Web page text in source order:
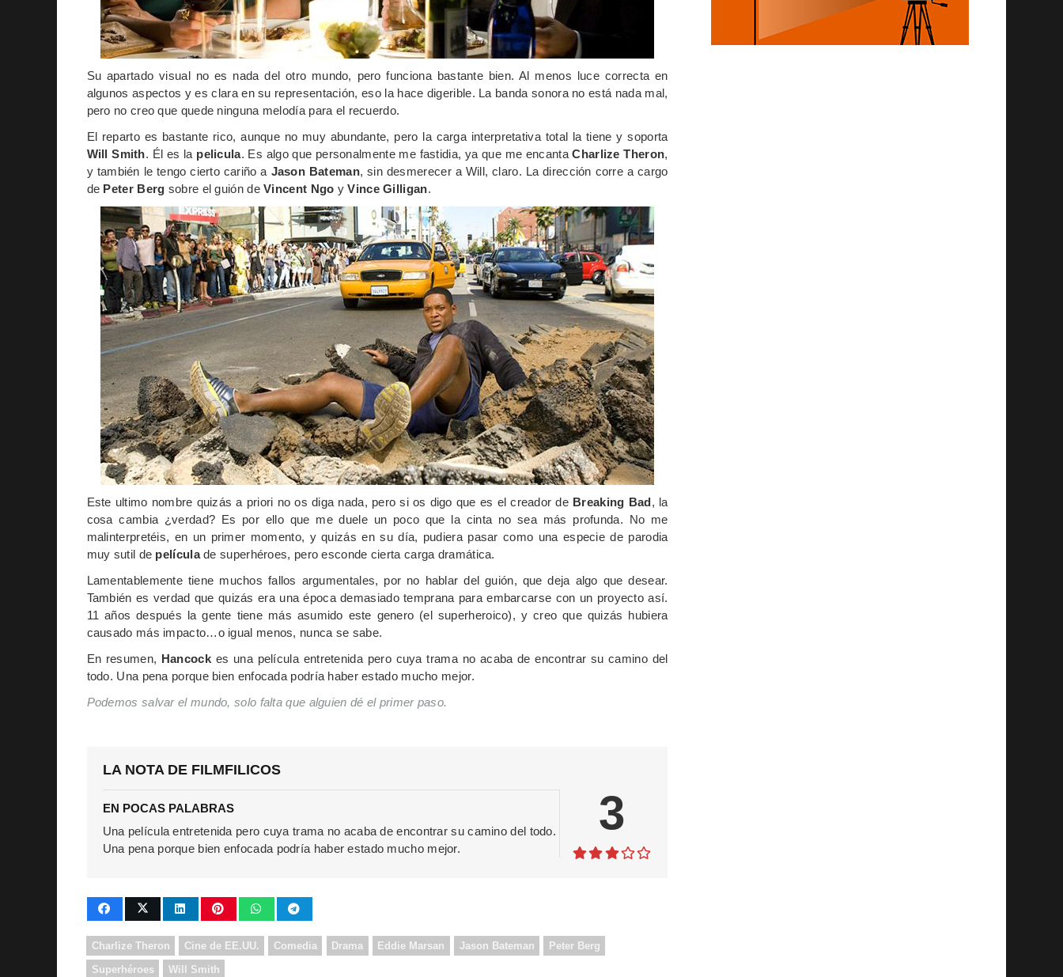
Su apartado visual no es nada del otro mundo, pero funciona bastante bien. Al menos luce correcta en
algunos aspectos y es clara en su representación, eso la hace digerible. La banda sonora no está nada mal,
pero no creo que quede ninguna melodía para el recuerdo.
El reparto es bastante rico, aunque no muy abundante, pero la carga interpretativa total la tiene y soporta
Will Smith. Él es la pelicula. Es algo que personalmente me fastidia, ya que me encantaCharlize Theron,
y también le tengo cierto cariño a Jason Bateman, sin desmerecer a Will, claro. La dirección corre a cargo
de Peter Berg sobre el guión deVincent Ngo yVince Gilligan.
Este ultimo nombre quizás a priori no os diga nada, pero si os digo que es el creador de Breaking Bad, la
cosa cambia ¿verdad? Es por ello que me duele un poco que la cinta no sea más profunda. No me
malinterpretéis, en un primer momento, y quizás en su día, pudiera pasar como una especie de parodia
muy sutil de películade superhéroes, pero esconde cierta carga dramática.
Lamentablemente tiene muchos fallos argumentales, por no hablar del guión, que deja algo que desear.
También es verdad que quizás era una época demasiado temprana para embarcarse con un proyecto así.
11 años después la gente tiene más asumido este genero (el superheroico), y creo que quizás hubiera
causado más impacto…o igual menos, nunca se sabe.
En resumen, Hancock es una película entretenida pero cuya trama no acaba de encontrar su camino del
todo. Una pena porque bien enfocada podría haber estado mucho mejor.
Podemos salvar el mundo, solo falta que alguien dé el primer paso.
LA NOTA DE FILMFILICOS
EN POCAS PALABRAS
Una película entretenida pero cuya trama no acaba de encontrar su camino del todo.
Una pena porque bien enfocada podría haber estado mucho mejor.
3
Charlize Theron Cine de EE.UU. Comedia Drama Eddie Marsan Jason Bateman Peter Berg
Superhéroes Will Smith